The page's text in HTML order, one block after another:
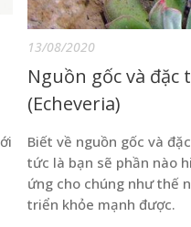
ới
13/08/2020
Nguồn gốc và đặc
(Echeveria)
Biết về nguồn gốc và
tức là bạn sẽ phần nào
ứng cho chúng như thế
triển khỏe mạnh được.